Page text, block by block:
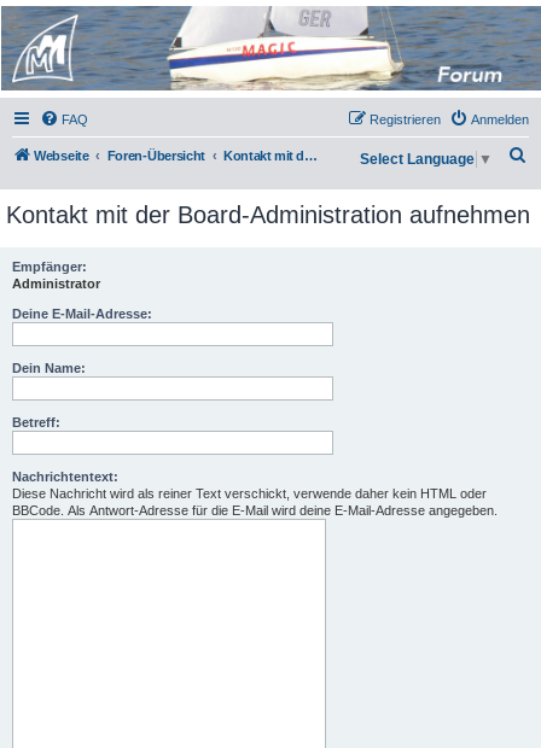
Micro Magic Forum
Deutschland
FAQ Anmelden
Registrieren
Webseite Foren-Übersicht Kontakt mit der Board-Administration aufnehmen
c
Select Language ▼
Kontakt mit der Board-Administration aufnehmen
Empfänger:
Administrator
Deine E-Mail-Adresse:
Dein Name:
Betreff:
Nachrichtentext:
Diese Nachricht wird als reiner Text verschickt, verwende daher kein HTML oder
BBCode. Als Antwort-Adresse für die E-Mail wird deine E-Mail-Adresse angegeben.